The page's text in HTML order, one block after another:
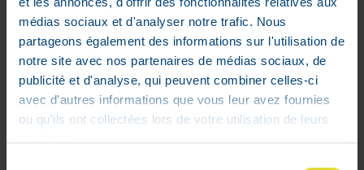
médias sociaux et d'analyser notre trafic. Nous
partageons également des informations sur l'utilisation de
notre site avec nos partenaires de médias sociaux, de
publicité et d'analyse, qui peuvent combiner celles-ci
avec d'autres informations que vous leur avez fournies
ou qu'ils ont collectées lors de votre utilisation de leurs
Elgydium Pate JuniorTutti Frutti
50ml
5 50€
En stock